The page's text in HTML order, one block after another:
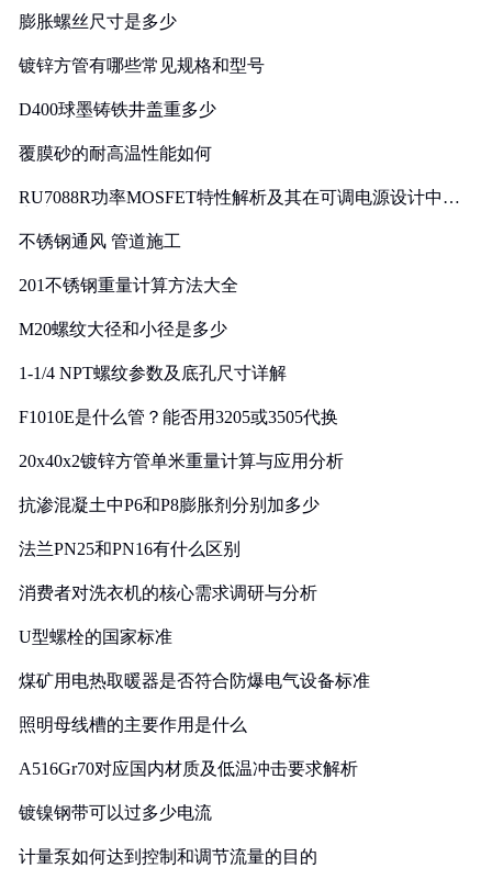
膨胀螺丝尺寸是多少
镀锌方管有哪些常见规格和型号
D400球墨铸铁井盖重多少
覆膜砂的耐高温性能如何
RU7088R功率MOSFET特性解析及其在可调电源设计中的
不锈钢通风 管道施工
201不锈钢重量计算方法大全
M20螺纹大径和小径是多少
1-1/4 NPT螺纹参数及底孔尺寸详解
F1010E是什么管？能否用3205或3505代换
20x40x2镀锌方管单米重量计算与应用分析
抗渗混凝土中P6和P8膨胀剂分别加多少
法兰PN25和PN16有什么区别
消费者对洗衣机的核心需求调研与分析
U型螺栓的国家标准
煤矿用电热取暖器是否符合防爆电气设备标准
照明母线槽的主要作用是什么
A516Gr70对应国内材质及低温冲击要求解析
镀镍钢带可以过多少电流
计量泵如何达到控制和调节流量的目的